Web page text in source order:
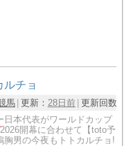
ルチョ
馬 更新： 28日前 更新回数
日本代表がワールドカップ
2026開幕に合わせて【toto予
男の今夜もトトカルチョ!